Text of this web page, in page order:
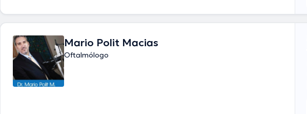
Mario Polit Macias
Oftalmólogo